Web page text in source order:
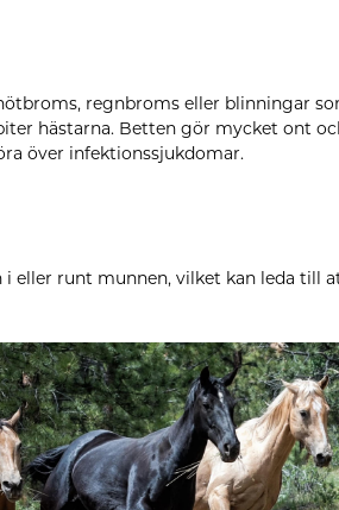
regnbroms eller blinningar
hästarna. Betten gör mycket ont
över infektionssjukdomar.
eller runt munnen, vilket kan leda till